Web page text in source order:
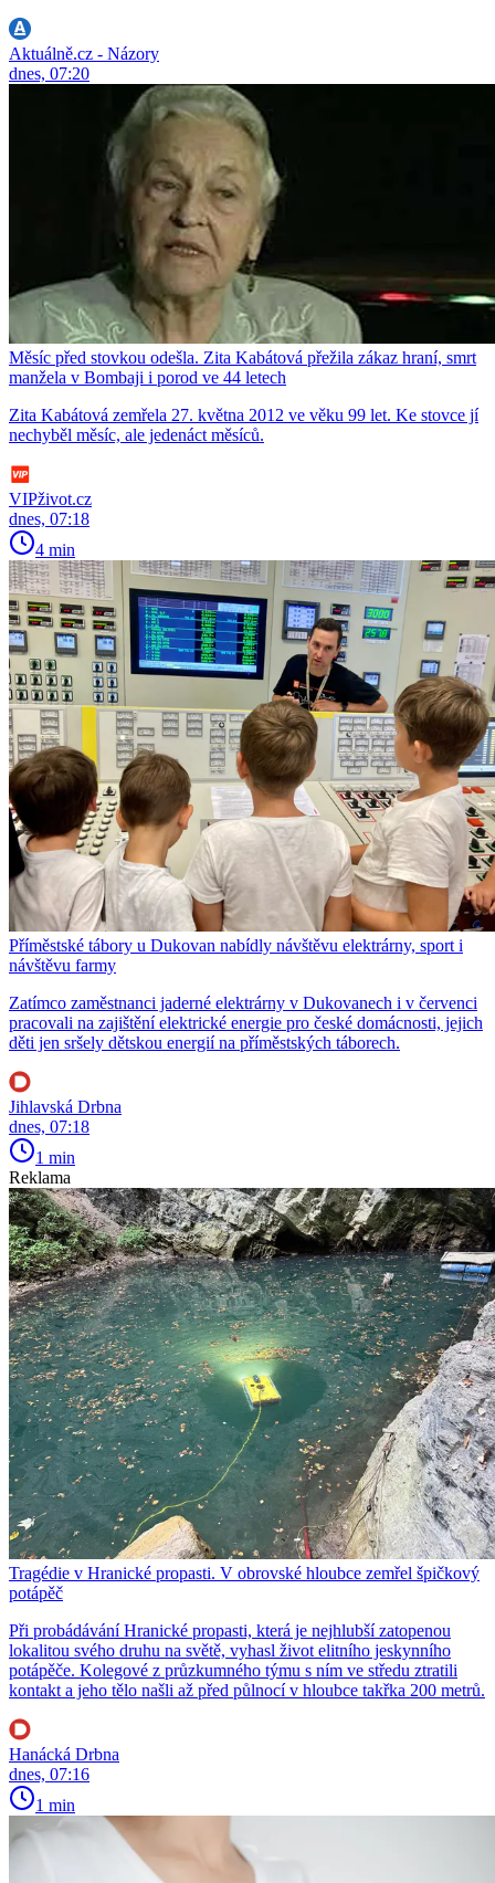
Aktuálně.cz - Názory
dnes, 07:20
Měsíc před stovkou odešla. Zita Kabátová přežila zákaz hraní, smrt
manžela v Bombaji i porod ve 44 letech
Zita Kabátová zemřela 27. května 2012 ve věku 99 let. Ke stovce jí
nechyběl měsíc, ale jedenáct měsíců.
VIPživot.cz
dnes, 07:18
4 min
Příměstské tábory u Dukovan nabídly návštěvu elektrárny, sport i
návštěvu farmy
Zatímco zaměstnanci jaderné elektrárny v Dukovanech i v červenci
pracovali na zajištění elektrické energie pro české domácnosti, jejich
děti jen sršely dětskou energií na příměstských táborech.
Jihlavská Drbna
dnes, 07:18
1 min
Reklama
Tragédie v Hranické propasti. V obrovské hloubce zemřel špičkový
potápěč
Při probádávání Hranické propasti, která je nejhlubší zatopenou
lokalitou svého druhu na světě, vyhasl život elitního jeskynního
potápěče. Kolegové z průzkumného týmu s ním ve středu ztratili
kontakt a jeho tělo našli až před půlnocí v hloubce takřka 200 metrů.
Hanácká Drbna
dnes, 07:16
1 min